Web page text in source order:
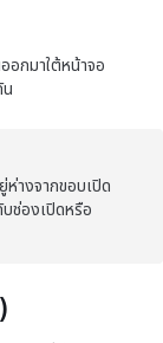
อกมาใต้หน้าจอ
น
ห่างจากขอบเปิด
ช่องเปิดหรือ